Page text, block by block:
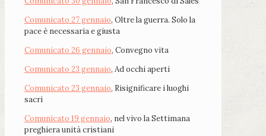
Comunicato 27 gennaio, Oltre la guerra. Solo la
pace è necessaria e giusta
Comunicato 26 gennaio, Convegno vita
Comunicato 23 gennaio, Ad occhi aperti
Comunicato 23 gennaio, Risignificare i luoghi
sacri
Comunicato 19 gennaio, nel vivo la Settimana
preghiera unità cristiani